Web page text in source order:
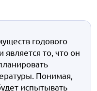
годового
является то, что он
Понимая,
испытывать